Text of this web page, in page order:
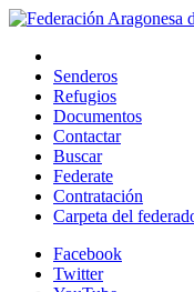
Senderos
Refugios
Documentos
Contactar
Buscar
Federate
Contratación
Carpeta del
Facebook
Twitter